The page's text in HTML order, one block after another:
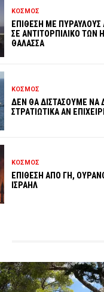
ΚΟΣΜΟΣ
ΕΠΙΘΕΣΗ ΜΕ ΠΥΡΑΥΛΟΥΣ
ΣΕ ΑΝΤΙΤΟΡΠΙΛΙΚΟ ΤΩΝ
ΘΑΛΑΣΣΑ
ΚΟΣΜΟΣ
ΔΕΝ ΘΑ ΔΙΣΤΑΣΟΥΜΕ ΝΑ
ΣΤΡΑΤΙΩΤΙΚΑ ΑΝ
ΚΟΣΜΟΣ
ΕΠΙΘΕΣΗ ΑΠΟ ΓΗ,
ΙΣΡΑΗΛ